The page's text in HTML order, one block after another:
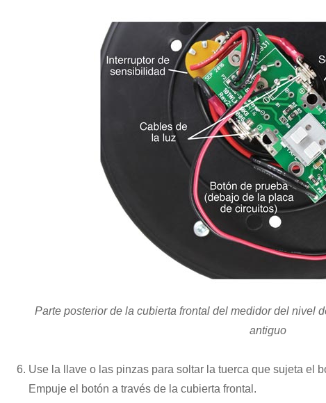
Parte posterior de la cubierta frontal del medidor del nivel
antiguo
Use la llave o las pinzas para soltar la tuerca que sujeta el
Empuje el botón a través de la cubierta frontal.